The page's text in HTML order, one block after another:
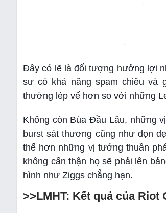
Đây có lẽ là đối tượng hưởng lợi
sư có khả năng spam chiêu và
thường lép vế hơn so với những
Không còn Bùa Đầu Lâu, những
burst sát thương cũng như dọn
thế hơn những vị tướng thuần
không cẩn thận họ sẽ phải lên
hình như Ziggs chẳng hạn.
>>LMHT: Kết quả của